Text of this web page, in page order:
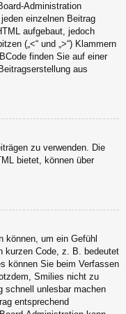
Administration
einzelnen Beitrag
aufgebaut, jedoch
(„<“ und „>“) Klammern
finden Sie auf einer
aus
zu verwenden. Die
bietet, können über
können, um ein Gefühl
kurzen Code, z. B. bedeutet
können Sie beim Verfassen
Smilies nicht zu
schnell unlesbar machen
entsprechend